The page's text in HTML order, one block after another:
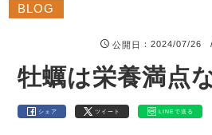
BLOG
公開日 ：2024/07/26
牡蠣は栄養満点
シェア ツイート LINEで送る